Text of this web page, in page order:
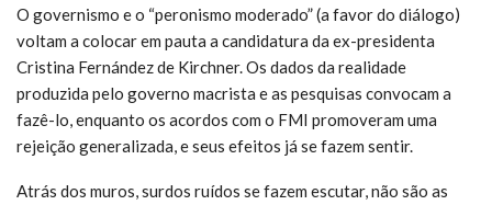
O governismo e o “peronismo moderado” (a favor do diálogo)
voltam a colocar em pauta a candidatura da ex-presidenta
Cristina Fernández de Kirchner. Os dados da realidade
produzida pelo governo macrista e as pesquisas convocam a
fazê-lo, enquanto os acordos com o FMI promoveram uma
rejeição generalizada, e seus efeitos já se fazem sentir.
Atrás dos muros, surdos ruídos se fazem escutar, não são as